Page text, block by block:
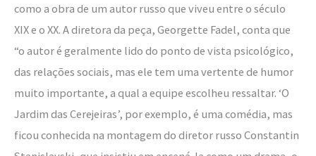
como a obra de um autor russo que viveu entre o século
XIX e o XX. A diretora da peça, Georgette Fadel, conta que
“o autor é geralmente lido do ponto de vista psicológico,
das relações sociais, mas ele tem uma vertente de humor
muito importante, a qual a equipe escolheu ressaltar. ‘O
Jardim das Cerejeiras’, por exemplo, é uma comédia, mas
ficou conhecida na montagem do diretor russo Constantin